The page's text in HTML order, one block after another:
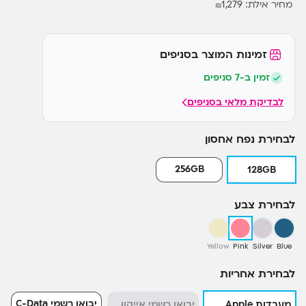
מחיר אילת: ₪1,279
זמינות המוצר בסניפים
זמין ב-7 סניפים
לבדיקת מלאי בסניפים
לבחירת נפח אחסון
128GB
256GB
לבחירת צבע
Blue
Silver
Pink
Yellow
לבחירת אחריות